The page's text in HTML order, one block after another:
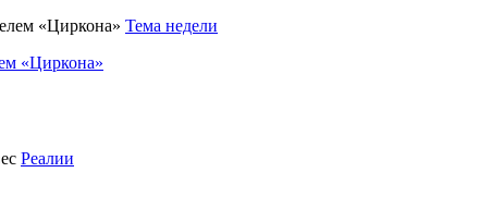
Тема недели
«Циркона»
Реалии